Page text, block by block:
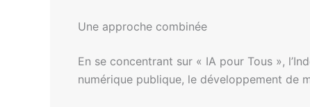
Une approche combinée
En se concentrant sur « IA pour Tous »,
numérique publique, le développement de